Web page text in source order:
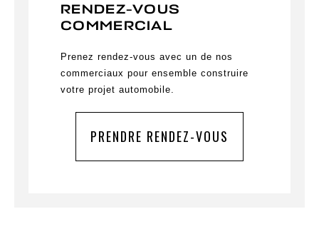
RENDEZ-VOUS
COMMERCIAL
Prenez rendez-vous avec un de nos
commerciaux pour ensemble construire
votre projet automobile.
PRENDRE RENDEZ-VOUS